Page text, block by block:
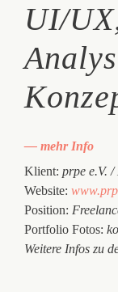
UI/
— mehr Info
Klient: prpe e.V.
Website:
Position:
Portfolio Fotos:
Weitere Infos zu